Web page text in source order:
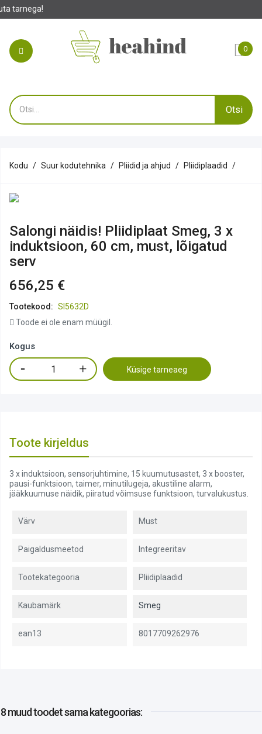
0
Otsi
Kodu Suur kodutehnika Pliidid ja ahjud Pliidiplaadid
Salongi näidis! Pliidiplaat Smeg, 3 x
induktsioon, 60 cm, must, lõigatud
serv
656,25 €
Tootekood: SI5632D
Toode ei ole enam müügil.
Kogus
Küsige tarneaeg
Toote kirjeldus
3 x induktsioon, sensorjuhtimine, 15 kuumutusastet, 3 x booster,
pausi-funktsioon, taimer, minutilugeja, akustiline alarm,
jääkkuumuse näidik, piiratud võimsuse funktsioon, turvalukustus.
Värv Must
Paigaldusmeetod Integreeritav
Tootekategooria Pliidiplaadid
Kaubamärk Smeg
ean13 8017709262976
8 muud toodetsama kategoorias: